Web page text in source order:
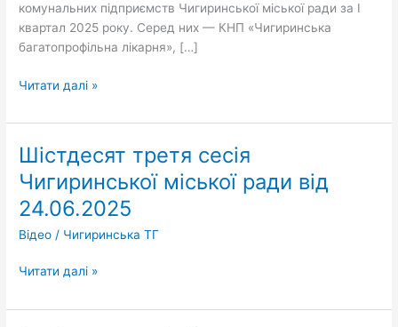
комунальних підприємств Чигиринської міської ради за I
квартал 2025 року. Серед них — КНП «Чигиринська
багатопрофільна лікарня», […]
Читати далі »
Шістдесят третя сесія
Чигиринської міської ради від
24.06.2025
Відео / Чигиринська ТГ
Шістдесят
третя
сесія
Чигиринської
міської
від
Читати далі »